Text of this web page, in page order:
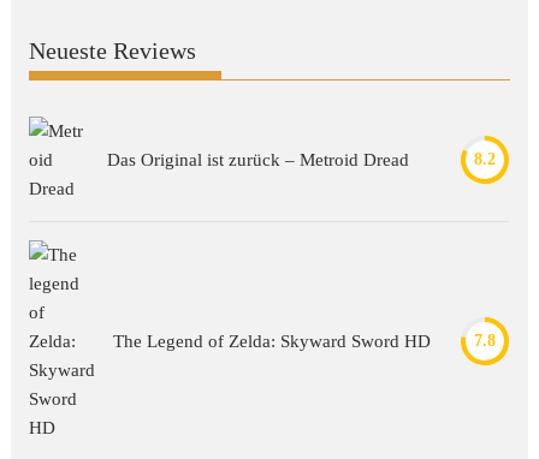
Neueste Reviews
Das Original ist zurück – Metroid Dread 8.2
The Legend of Zelda: Skyward Sword HD 7.8